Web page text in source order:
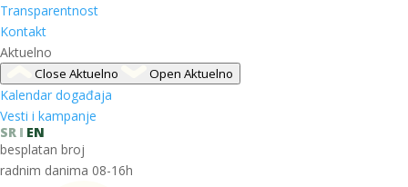
Transparentnost
Kontakt
Aktuelno
Close Aktuelno Open Aktuelno
Kalendar događaja
Vesti i kampanje
SR
EN
besplatan broj
radnim danima 08-16h